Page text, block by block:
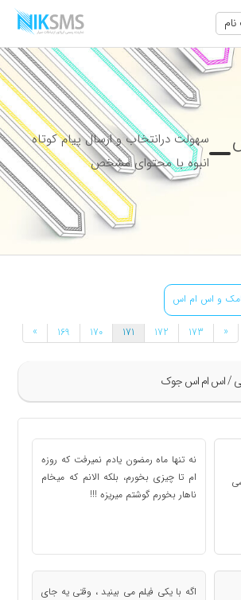
سهولت درانتخاب و ارسال پیام کوتاه
انبوه با محتوای مشخص
و اس ام اس
/ اس ام اس جوک
» 169 170 171 172 173 «
نه تنها ماه رمضون یادم نمیرفت که روزه
ام تا چیزی بخورم، بلکه الانم که میخام
ناهار بخورم گوشتم میریزه !!!
اگه با یکی‌ فیلم می بینید ، وقتی‌ یه جای